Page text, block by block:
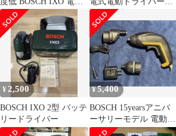
ドライバー 本体 ケース
付き
「IXO」
¥2,500
BOSCH IXO 2型 バッテ
リードライバー
¥5,400
BOSCH 15yearsアニバ
ーサリーモデル 電動ド
ライバー アタッチメン